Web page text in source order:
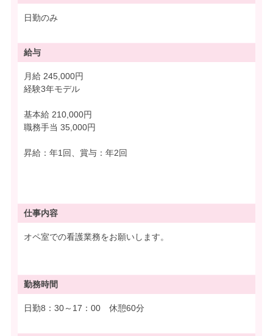
日勤のみ
給与
月給 245,000円
経験3年モデル
基本給 210,000円
職務手当 35,000円
昇給：年1回、賞与：年2回
仕事内容
オペ室での看護業務をお願いします。
勤務時間
日勤8：30～17：00 休憩60分